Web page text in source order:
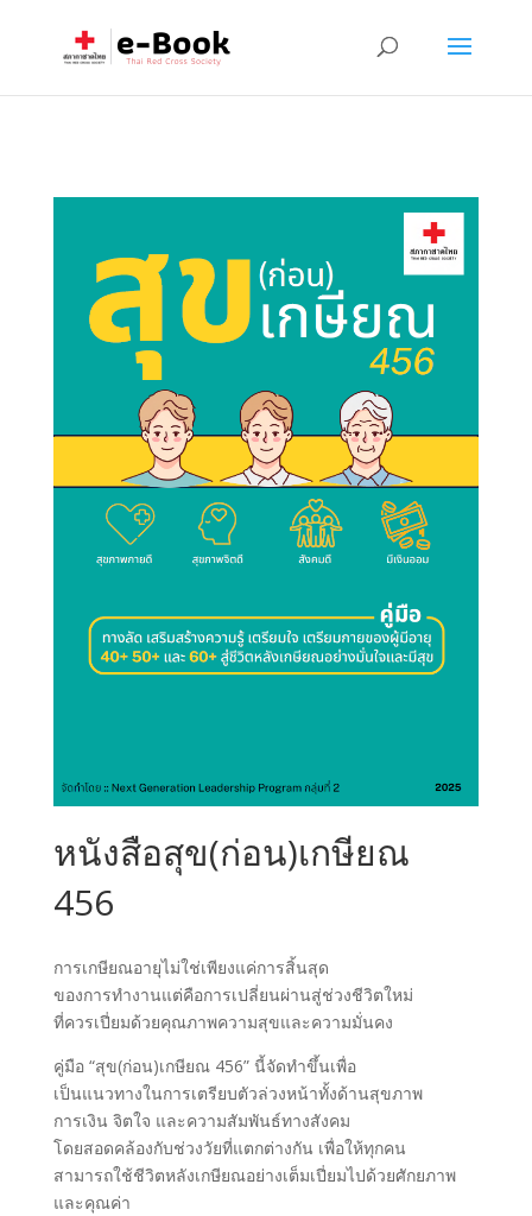
หนังสือสุข(ก่อน)เกษียณ
456
การเกษียณอายุไม่ใช่เพียงแค่การสิ้นสุด
ของการทำงานแต่คือการเปลี่ยนผ่านสู่ช่วงชีวิตใหม่
ที่ควรเปี่ยมด้วยคุณภาพความสุขและความมั่นคง
คู่มือ “สุข(ก่อน)เกษียณ 456” นี้จัดทำขึ้นเพื่อ
เป็นแนวทางในการเตรียบตัวล่วงหน้าทั้งด้านสุขภาพ
การเงิน จิตใจ และความสัมพันธ์ทางสังคม
โดยสอดคล้องกับช่วงวัยที่แตกต่างกัน เพื่อให้ทุกคน
สามารถใช้ชีวิตหลังเกษียณอย่างเต็มเปี่ยมไปด้วยศักยภาพ
และคุณค่า